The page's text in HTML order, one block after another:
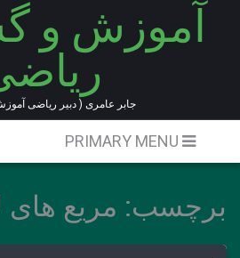
آموزش و
جابر عامری ( دبیر ریاضی
برچسب: مریع های